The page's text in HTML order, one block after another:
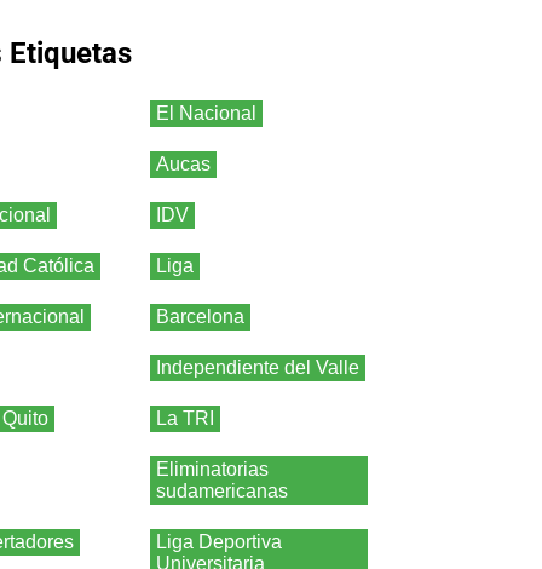
Etiquetas
El Nacional
Aucas
IDV
Católica Liga
Barcelona
Independiente del Valle
La TRI
Eliminatorias
sudamericanas
Liga Deportiva
Universitaria